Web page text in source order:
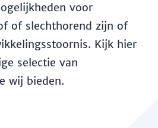
voor
of slechthorend zijn of
Kijk hier
selectie van
wij bieden.